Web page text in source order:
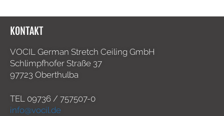
KONTAKT
VOCIL German Stretch Ceiling GmbH
Schlimpfhofer Straße 37
97723 Oberthulba
TEL 09736 / 757507-0
info@vocil.de